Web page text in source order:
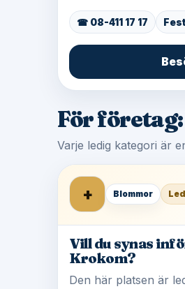
☎ 08-411 17 17
För
Varje ledig kategori är
+ Blommor
Vill du synas
Krokom?
Den här platsen är